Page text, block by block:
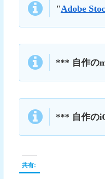
"Adobe
*** 自作の
*** 自作の
共有: